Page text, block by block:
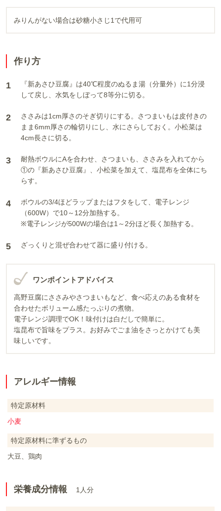
みりんがない場合は砂糖小さじ1で代用可
作り方
1
『新あさひ豆腐』は40℃程度のぬるま湯（分量外）に1分浸
して戻し、水気をしぼって8等分に切る。
2
ささみは1cm厚さのそぎ切りにする。さつまいもは皮付きの
まま6mm厚さの輪切りにし、水にさらしておく。小松菜は
4cm長さに切る。
3
耐熱ボウルにAを合わせ、さつまいも、ささみを入れてから
①の『新あさひ豆腐』、小松菜を加えて、塩昆布を全体にち
らす。
4
ボウルの3/4ほどラップまたはフタをして、電子レンジ
（600W）で10～12分加熱する。
※電子レンジが500Wの場合は1～2分ほど長く加熱する。
5 ざっくりと混ぜ合わせて器に盛り付ける。
ワンポイントアドバイス
高野豆腐にささみやさつまいもなど、食べ応えのある食材を
合わせたボリューム感たっぷりの煮物。
電子レンジ調理でOK！味付けは白だしで簡単に。
塩昆布で旨味をプラス。お好みでごま油をさっとかけても美
味しいです。
アレルギー情報
特定原材料
小麦
特定原材料に準ずるもの
大豆、鶏肉
栄養成分情報 1人分